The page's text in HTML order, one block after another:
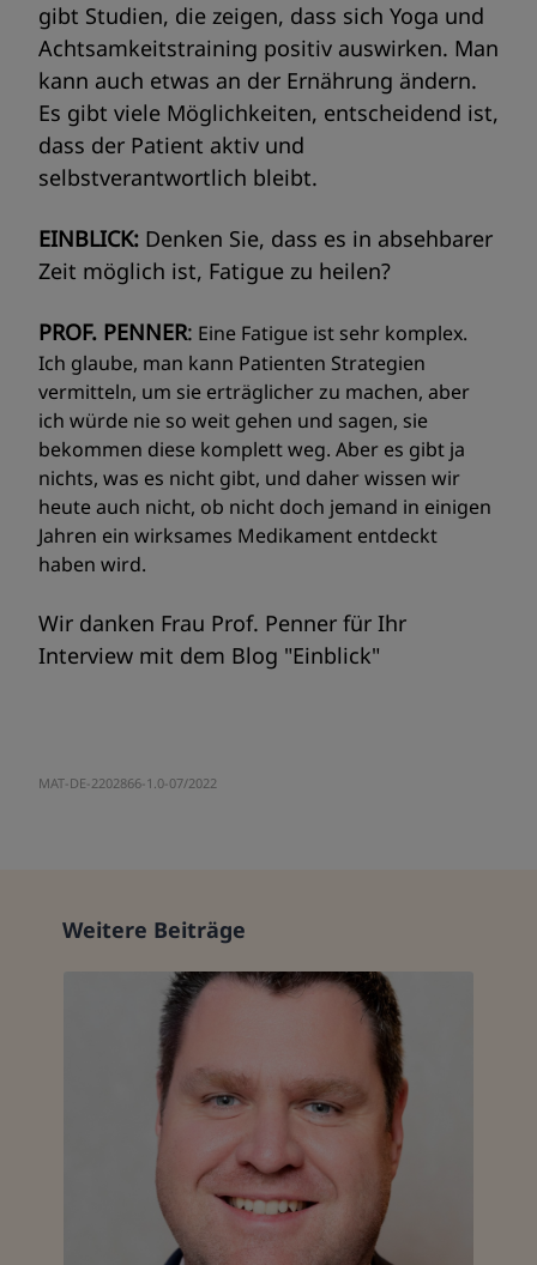
gibt Studien, die zeigen, dass sich Yoga und
Achtsamkeitstraining positiv auswirken. Man
kann auch etwas an der Ernährung ändern.
Es gibt viele Möglichkeiten, entscheidend ist,
dass der Patient aktiv und
selbstverantwortlich bleibt.
EINBLICK: Denken Sie, dass es in absehbarer
Zeit möglich ist, Fatigue zu heilen?
PROF. PENNER: Eine Fatigue ist sehr komplex.
Ich glaube, man kann Patienten Strategien
vermitteln, um sie erträglicher zu machen, aber
ich würde nie so weit gehen und sagen, sie
bekommen diese komplett weg. Aber es gibt ja
nichts, was es nicht gibt, und daher wissen wir
heute auch nicht, ob nicht doch jemand in einigen
Jahren ein wirksames Medikament entdeckt
haben wird.
Wir danken Frau Prof. Penner für Ihr
Interview mit dem Blog "Einblick"
MAT-DE-2202866-1.0-07/2022
Weitere Beiträge